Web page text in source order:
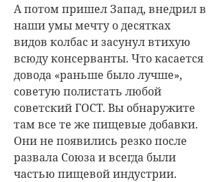
А потом пришел Запад, внедрил в
наши умы мечту о десятках
видов колбас и засунул втихую
всюду консерванты. Что касается
довода «раньше было лучше»,
советую полистать любой
советский ГОСТ. Вы обнаружите
там все те же пищевые добавки.
Они не появились резко после
развала Союза и всегда были
частью пищевой индустрии.